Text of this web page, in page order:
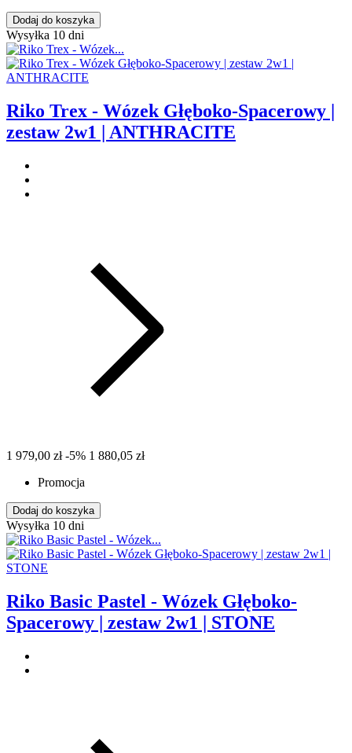
Dodaj do koszyka
Wysyłka 10 dni
Riko Trex - Wózek Głęboko-Spacerowy |
zestaw 2w1 | ANTHRACITE
1 979,00 zł -5% 1 880,05 zł
Promocja
Dodaj do koszyka
Wysyłka 10 dni
Riko Basic Pastel - Wózek Głęboko-
Spacerowy | zestaw 2w1 | STONE